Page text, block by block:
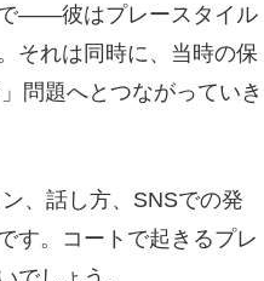
で——彼はプレースタイル
それは同時に、当時の保
問題へとつながっていき
、話し方、SNSでの発
す。コートで起きるプレ